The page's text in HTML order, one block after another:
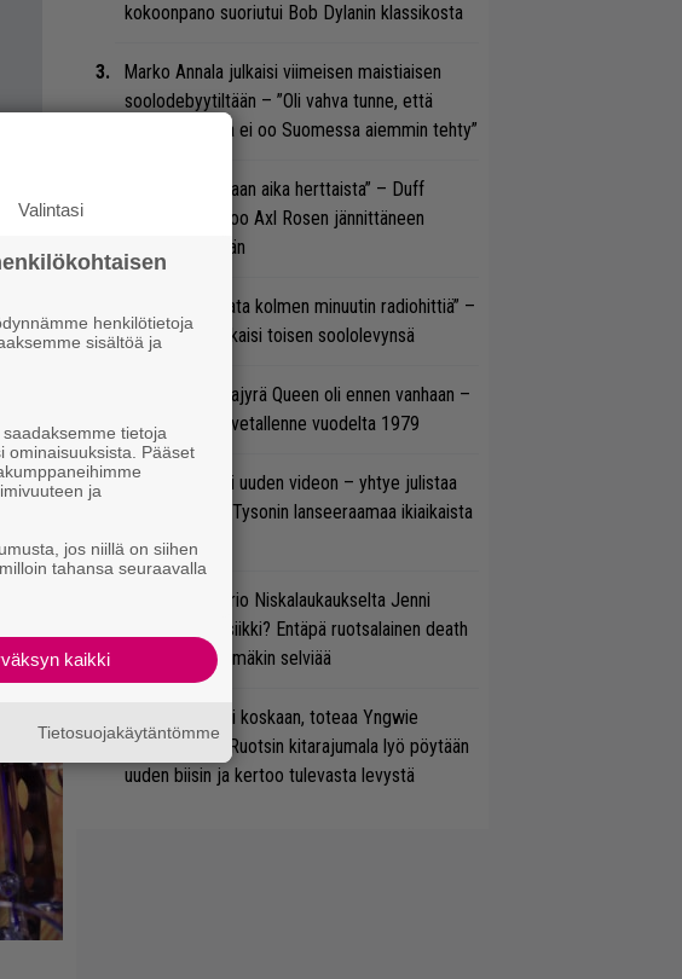
kokoonpano suoriutui Bob Dylanin klassikosta
Marko Annala julkaisi viimeisen maistiaisen
soolodebyytiltään – ”Oli vahva tunne, että
tällaista musaa ei oo Suomessa aiemmin tehty”
”Se oli oikeastaan aika herttaista” – Duff
McKagan kertoo Axl Rosen jännittäneen
AC/DC-pestiään
”Tässä ei jahdata kolmen minuutin radiohittiä” –
A.W. Yrjänä julkaisi toisen soololevynsä
Tällainen keikkajyrä Queen oli ennen vanhaan –
katso tulinen livetallenne vuodelta 1979
Anthrax julkaisi uuden videon – yhtye julistaa
biisillään Mike Tysonin lanseeraamaa ikiaikaista
viisautta
Miten taipuu Trio Niskalaukaukselta Jenni
Vartiaisen musiikki? Entäpä ruotsalainen death
metal? Pian tämäkin selviää
Se on nyt tai ei koskaan, toteaa Yngwie
Malmsteen – Ruotsin kitarajumala lyö pöytään
uuden biisin ja kertoo tulevasta levystä
Valintasi
henkilötietoja
sisältöä ja
tietoja
ominaisuuksista. Pääset
ja
jos niillä on siihen
tahansa seuraavalla
kaikki
Tietosuojakäytäntömme